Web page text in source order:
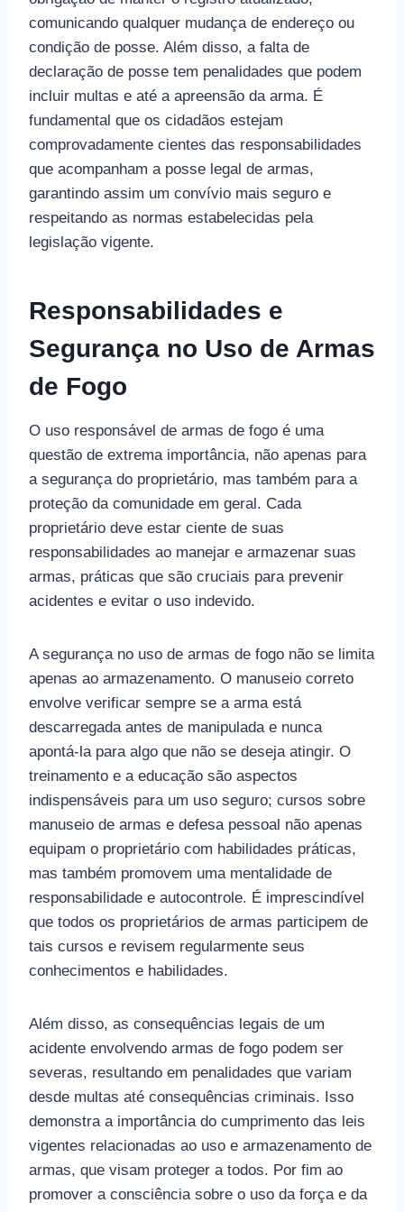
comunicando qualquer mudança de endereço ou
condição de posse. Além disso, a falta de
declaração de posse tem penalidades que podem
incluir multas e até a apreensão da arma. É
fundamental que os cidadãos estejam
comprovadamente cientes das responsabilidades
que acompanham a posse legal de armas,
garantindo assim um convívio mais seguro e
respeitando as normas estabelecidas pela
legislação vigente.
Responsabilidades e
Segurança no Uso de Armas
de Fogo
O uso responsável de armas de fogo é uma
questão de extrema importância, não apenas para
a segurança do proprietário, mas também para a
proteção da comunidade em geral. Cada
proprietário deve estar ciente de suas
responsabilidades ao manejar e armazenar suas
armas, práticas que são cruciais para prevenir
acidentes e evitar o uso indevido.
A segurança no uso de armas de fogo não se limita
apenas ao armazenamento. O manuseio correto
envolve verificar sempre se a arma está
descarregada antes de manipulada e nunca
apontá-la para algo que não se deseja atingir. O
treinamento e a educação são aspectos
indispensáveis para um uso seguro; cursos sobre
manuseio de armas e defesa pessoal não apenas
equipam o proprietário com habilidades práticas,
mas também promovem uma mentalidade de
responsabilidade e autocontrole. É imprescindível
que todos os proprietários de armas participem de
tais cursos e revisem regularmente seus
conhecimentos e habilidades.
Além disso, as consequências legais de um
acidente envolvendo armas de fogo podem ser
severas, resultando em penalidades que variam
desde multas até consequências criminais. Isso
demonstra a importância do cumprimento das leis
vigentes relacionadas ao uso e armazenamento de
armas, que visam proteger a todos. Por fim ao
promover a consciência sobre o uso da força e da